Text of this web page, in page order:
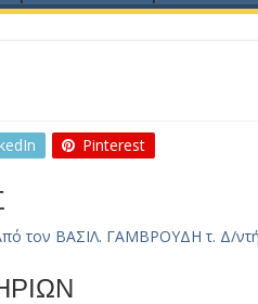
Pinterest
τον ΒΑΣΙΛ. ΓΑΜΒΡΟΥΔΗ τ. Δ/